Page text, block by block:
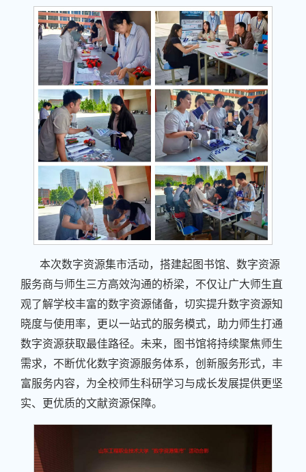
本次数字资源集市活动，搭建起图书馆、数字资源
服务商与师生三方高效沟通的桥梁，不仅让广大师生直
观了解学校丰富的数字资源储备，切实提升数字资源知
晓度与使用率，更以一站式的服务模式，助力师生打通
数字资源获取最佳路径。未来，图书馆将持续聚焦师生
需求，不断优化数字资源服务体系，创新服务形式，丰
富服务内容，为全校师生科研学习与成长发展提供更坚
实、更优质的文献资源保障。